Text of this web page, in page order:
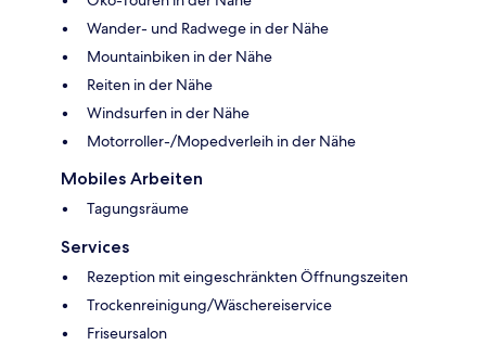
Wander- und Radwege in der Nähe
Mountainbiken in der Nähe
Reiten in der Nähe
Windsurfen in der Nähe
Motorroller-/Mopedverleih in der Nähe
Mobiles Arbeiten
Tagungsräume
Services
Rezeption mit eingeschränkten Öffnungszeiten
Trockenreinigung/Wäschereiservice
Friseursalon